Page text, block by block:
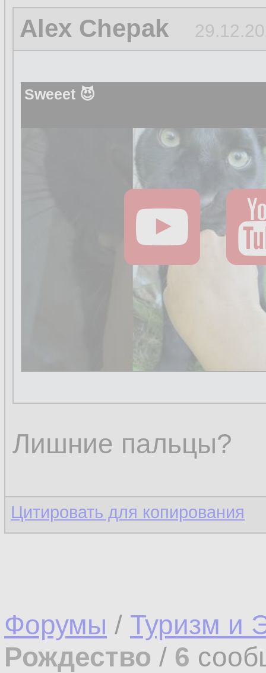
Alex Chepak
Sweeet 😈
Лишние пальцы?
Цитировать для копирования
Форумы / Туризм и
Рождество / 6